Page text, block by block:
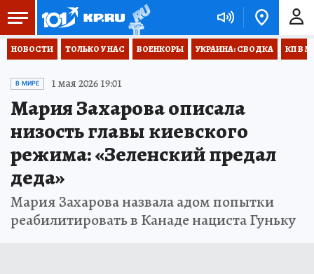
НОВОСТИ ТОЛЬКО У НАС ВОЕНКОРЫ УКРАИНА: СВОДКА КП В
В МИРЕ 1 мая 2026 19:01
Мария Захарова описала
низость главы киевского
режима: «Зеленский предал
деда»
Мария Захарова назвала адом попытки
реабилитировать в Канаде нациста Гуньку